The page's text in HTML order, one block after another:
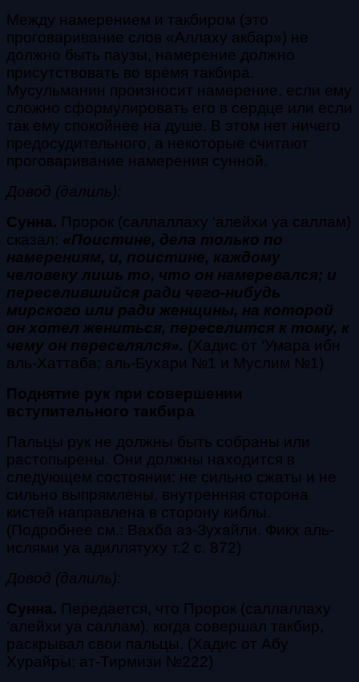
Между намерением и такбиром (это
проговаривание слов «Аллаху акбар») не
должно быть паузы, намерение должно
присутствовать во время такбира.
Мусульманин произносит намерение, если ему
сложно сформулировать его в сердце или если
так ему спокойнее на душе. В этом нет ничего
предосудительного, а некоторые считают
проговаривание намерения сунной.
Довод (далиль):
Сунна. Пророк (саллаллаху ‘алейхи уа саллам)
сказал: «Поистине, дела только по
намерениям, и, поистине, каждому
человеку лишь то, что он намеревался; и
переселившийся ради чего-нибудь
мирского или ради женщины, на которой
он хотел жениться, переселится к тому, к
чему он переселялся». (Хадис от ‘Умара ибн
аль-Хаттаба; аль-Бухари №1 и Муслим №1)
Поднятие рук при совершении
вступительного такбира
Пальцы рук не должны быть собраны или
растопырены. Они должны находится в
следующем состоянии: не сильно сжаты и не
сильно выпрямлены, внутренняя сторона
кистей направлена в сторону киблы.
(Подробнее см.: Вахба аз-Зухайли. Фикх аль-
ислями уа адиллятуху т.2 с. 872)
Довод (далиль):
Сунна. Передается, что Пророк (саллаллаху
‘алейхи уа саллам), когда совершал такбир,
раскрывал свои пальцы. (Хадис от Абу
Хурайры; ат-Тирмизи №222)